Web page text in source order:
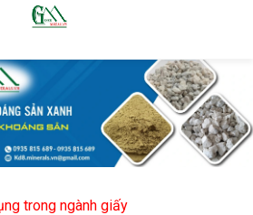
trong ngành giấy